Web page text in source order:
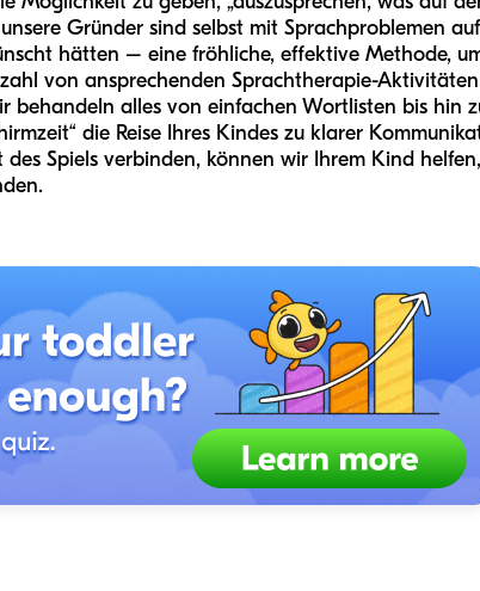
Gründer sind selbst mit Sprachproblemen
hätten – eine fröhliche, effektive Methode,
von ansprechenden Sprachtherapie-
behandeln alles von einfachen Wortlisten bis hin
die Reise Ihres Kindes zu klarer
Spiels verbinden, können wir Ihrem Kind